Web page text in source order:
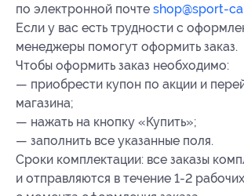
по электронной почте shop@sport-
Если у вас есть трудности с
менеджеры помогут оформить заказ.
Чтобы оформить заказ необходимо:
— приобрести купон по акции и
магазина;
— нажать на кнопку «Купить»;
— заполнить все указанные поля.
Сроки комплектации: все заказы
и отправляются в течение 1-2